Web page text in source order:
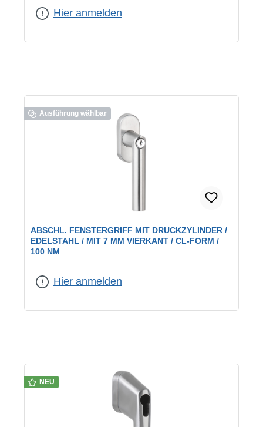
Hier anmelden
Ausführung wählbar
ABSCHL. FENSTERGRIFF MIT DRUCKZYLINDER /
EDELSTAHL / MIT 7 MM VIERKANT / CL-FORM /
100 NM
Hier anmelden
NEU